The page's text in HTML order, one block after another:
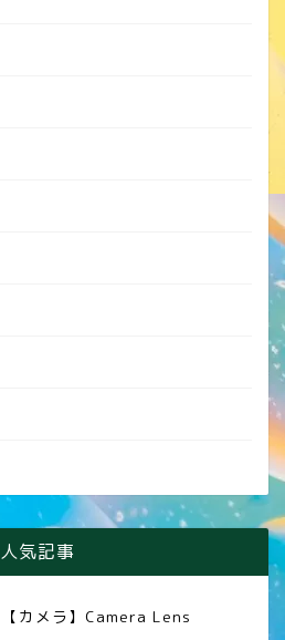
人気記事
【カメラ】Camera Lens